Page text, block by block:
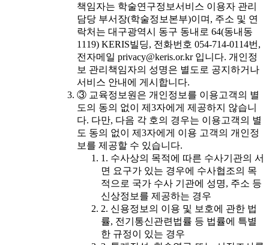
책임자는 학술연구정보서비스 이용자 관리
담당 부서장(학술정보본부)이며, 주소 및 연
락처는 대구광역시 동구 동내로 64(동내동
1119) KERIS빌딩, 전화번호 054-714-0114번,
전자메일 privacy@keris.or.kr 입니다. 개인정
보 관리책임자의 성명은 별도로 공지하거나
서비스 안내에 게시합니다.
③ 교육정보원은 개인정보를 이용고객의 별
도의 동의 없이 제3자에게 제공하지 않습니
다. 다만, 다음 각 호의 경우는 이용고객의 별
도 동의 없이 제3자에게 이용 고객의 개인정
보를 제공할 수 있습니다.
1. 수사상의 목적에 따른 수사기관의 서
면 요구가 있는 경우에 수사협조의 목
적으로 국가 수사 기관에 성명, 주소 등
신상정보를 제공하는 경우
2. 신용정보의 이용 및 보호에 관한 법
률, 전기통신관련법률 등 법률에 특별
한 규정이 있는 경우